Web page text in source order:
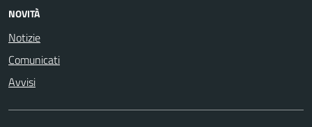
NOVITÀ
Notizie
Comunicati
Avvisi